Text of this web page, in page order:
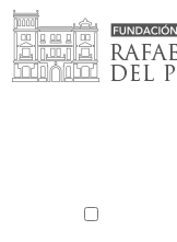
Saltar
al
contenido